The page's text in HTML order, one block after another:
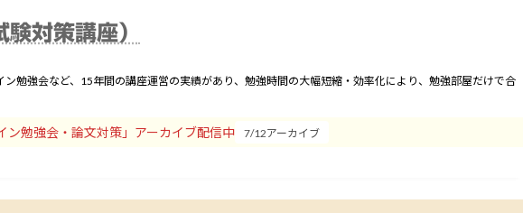
対策講座）
勉強会など、15年間の講座運営の実績があり、勉強時間の大幅短縮・効率化により、勉強部屋だけで合
勉強会・論文対策」アーカイブ配信中 7/12アーカイブ